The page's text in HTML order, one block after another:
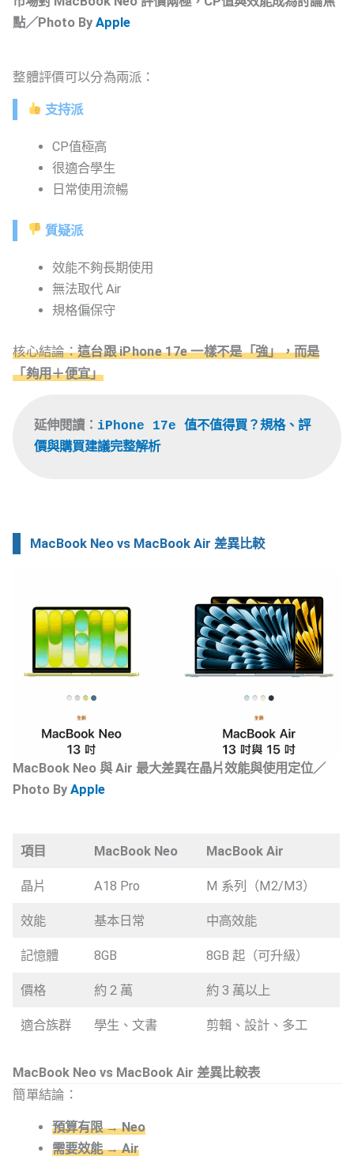
點／Photo ByApple
整體評價可以分為兩派：
支持派
CP值極高
很適合學生
日常使用流暢
質疑派
效能不夠長期使用
無法取代 Air
規格偏保守
核心結論：這台跟 iPhone 17e 一樣不是「強」，而是
「夠用＋便宜」
延伸閱讀： iPhone 17e 值不值得買？規格、評
價與購買建議完整解析
MacBook Neo vs MacBook Air 差異比較
MacBook Neo 與 Air 最大差異在晶片效能與使用定位／
Photo ByApple
項目 MacBook Neo MacBook Air
晶片 A18 Pro M 系列（M2/M3）
效能 基本日常 中高效能
記憶體 8GB 8GB 起（可升級）
價格 約 2 萬 約 3 萬以上
適合族群 學生、文書 剪輯、設計、多工
MacBook Neo vs MacBook Air 差異比較表
簡單結論：
預算有限 → Neo
需要效能 → Air